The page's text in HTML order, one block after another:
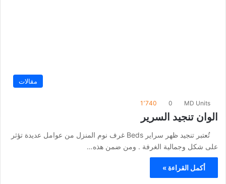
مقالات
MD Units
0 1٬740
الوان تنجيد السرير
تُعتبر تنجيد ظهر سراير Beds غرف نوم المنزل من عوامل عديدة تؤثر
على شكل وجمالية الغرفة . ومن ضمن هذه…
أكمل القراءة »